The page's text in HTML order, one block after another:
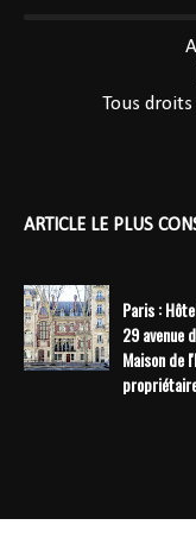
Tous
ARTICLE LE PLUS
Paris :
29 avenue
Maison de